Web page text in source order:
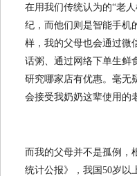
在用我们传统认为的“老
纪，而他们则是智能手机
样，我的父母也会通过微
话粥、通过网络下单生鲜
研究哪家店有优惠。毫无
会接受我奶奶这辈使用的
而我的父母并不是孤例，
统计公报》，我国50岁以